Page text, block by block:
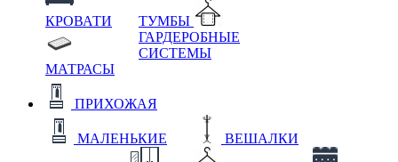
КРОВАТИ
МАТРАСЫ
ТУМБЫ
ГАРДЕРОБНЫЕ
СИСТЕМЫ
ПРИХОЖАЯ
МАЛЕНЬКИЕ ВЕШАЛКИ